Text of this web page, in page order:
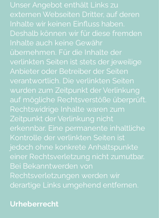
Unser Angebot enthält Links zu
externen Webseiten Dritter, auf deren
Inhalte wir keinen Einfluss haben.
Deshalb können wir für diese fremden
Inhalte auch keine Gewähr
übernehmen. Für die Inhalte der
verlinkten Seiten ist stets der jeweilige
Anbieter oder Betreiber der Seiten
verantwortlich. Die verlinkten Seiten
wurden zum Zeitpunkt der Verlinkung
auf mögliche Rechtsverstöße überprüft.
Rechtswidrige Inhalte waren zum
Zeitpunkt der Verlinkung nicht
erkennbar. Eine permanente inhaltliche
Kontrolle der verlinkten Seiten ist
jedoch ohne konkrete Anhaltspunkte
einer Rechtsverletzung nicht zumutbar.
Bei Bekanntwerden von
Rechtsverletzungen werden wir
derartige Links umgehend entfernen.
Urheberrecht